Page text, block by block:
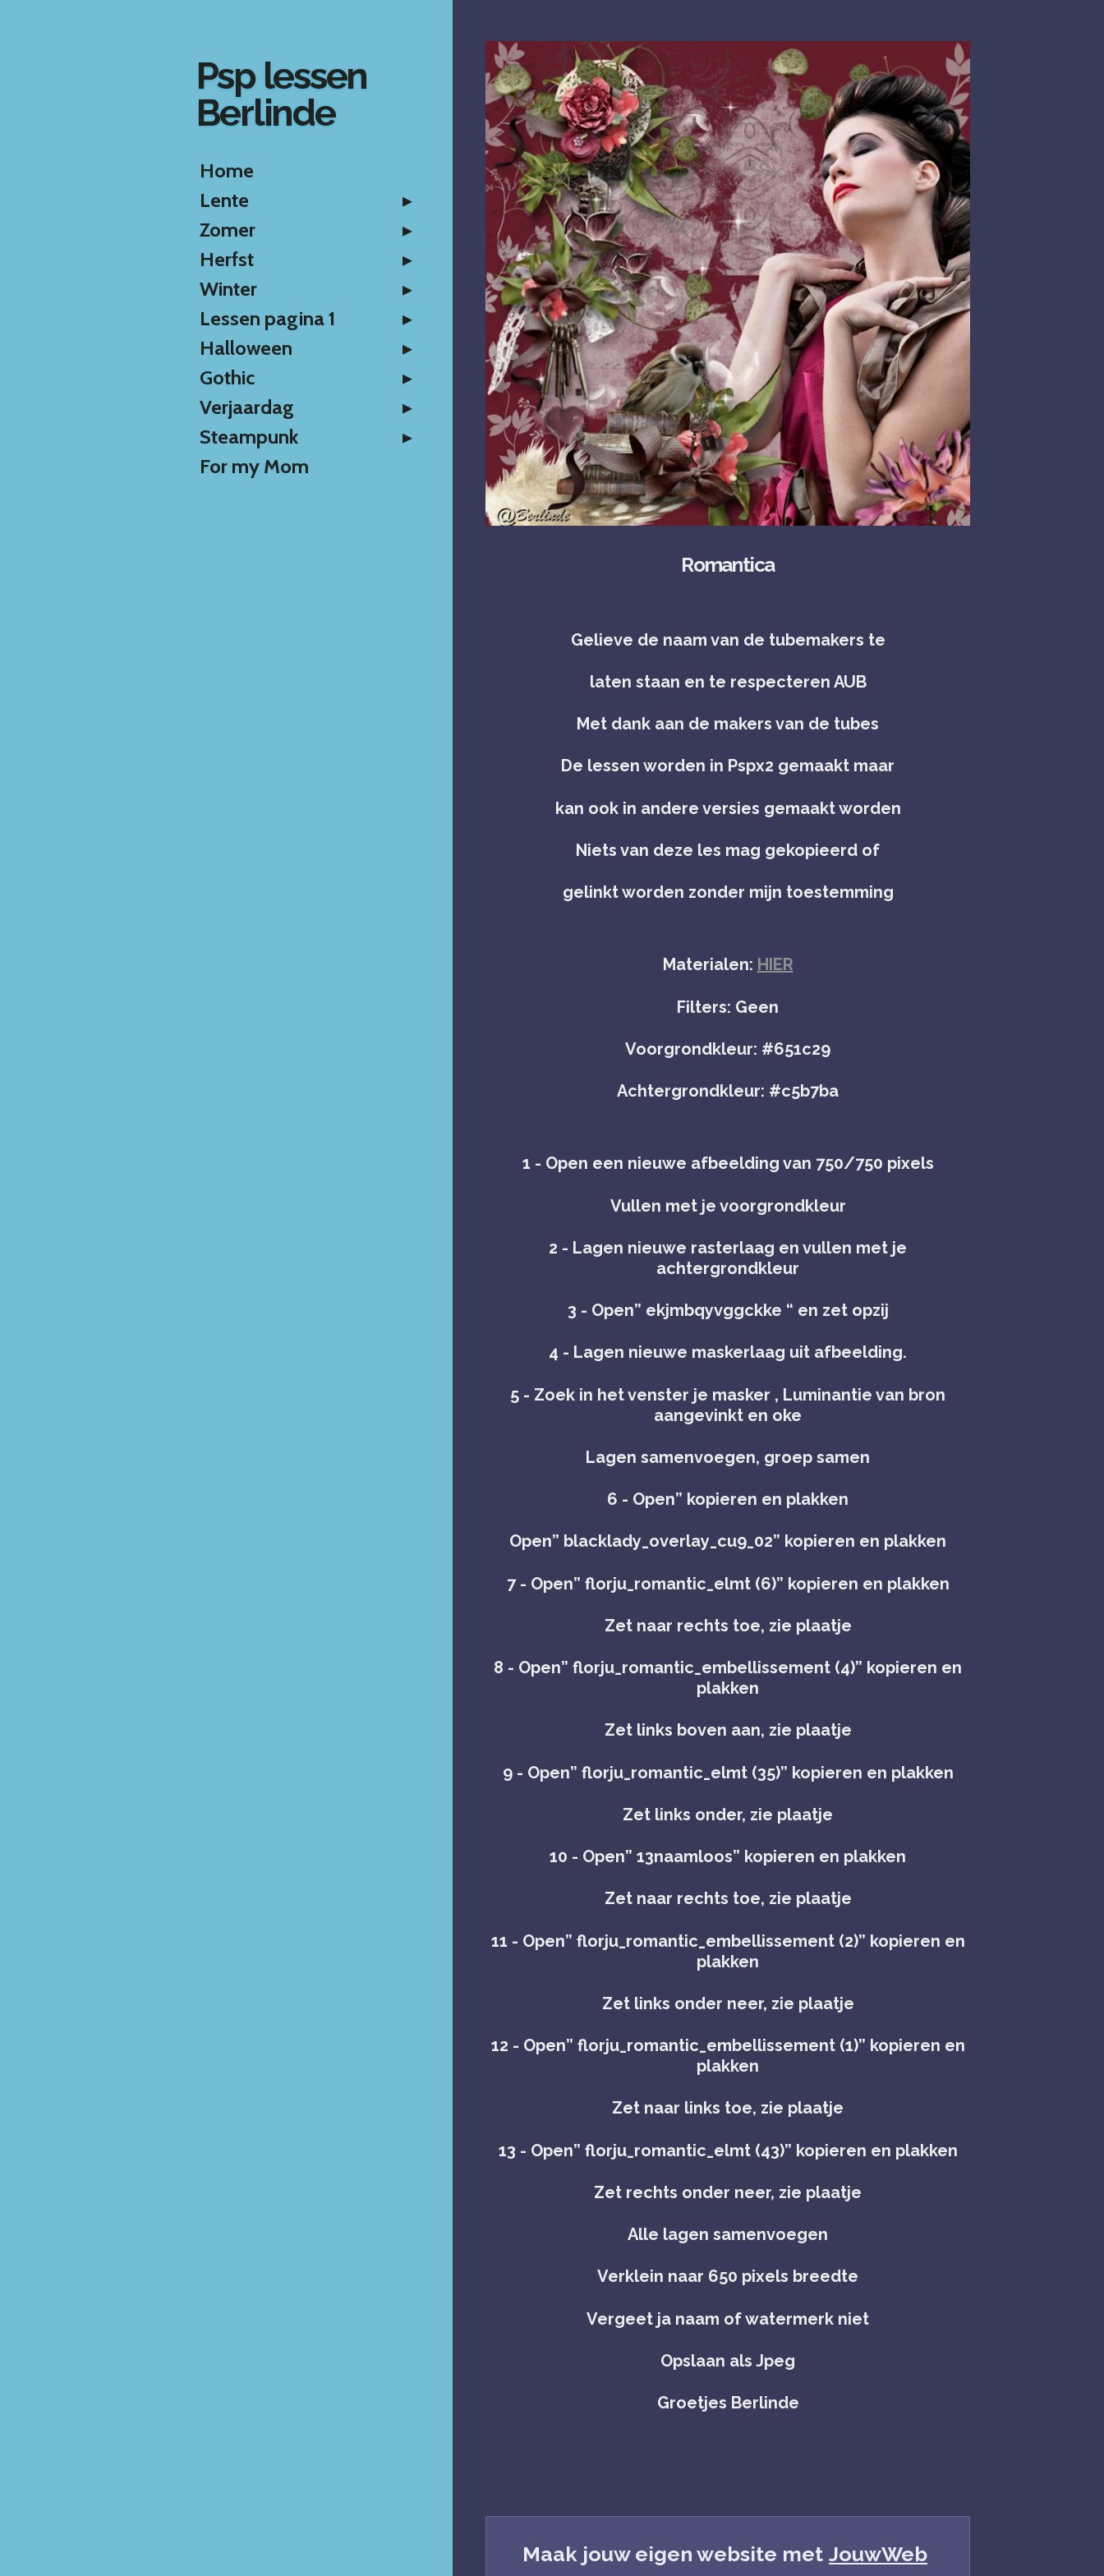
Romantica
Gelieve de naam van de tubemakers te
laten staan en te respecteren AUB
Met dank aan de makers van de tubes
De lessen worden in Pspx2 gemaakt maar
kan ook in andere versies gemaakt worden
Niets van deze les mag gekopieerd of
gelinkt worden zonder mijn toestemming
Materialen: HIER
Filters: Geen
Voorgrondkleur: #651c29
Achtergrondkleur: #c5b7ba
1 - Open een nieuwe afbeelding van 750/750 pixels
Vullen met je voorgrondkleur
2 - Lagen nieuwe rasterlaag en vullen met je
achtergrondkleur
3 - Open” ekjmbqyvggckke “ en zet opzij
4 - Lagen nieuwe maskerlaag uit afbeelding.
5 - Zoek in het venster je masker , Luminantie van bron
aangevinkt en oke
Lagen samenvoegen, groep samen
6 - Open” kopieren en plakken
Open” blacklady_overlay_cu9_02” kopieren en plakken
7 - Open” florju_romantic_elmt (6)” kopieren en plakken
Zet naar rechts toe, zie plaatje
8 - Open” florju_romantic_embellissement (4)” kopieren en
plakken
Zet links boven aan, zie plaatje
9 - Open” florju_romantic_elmt (35)” kopieren en plakken
Zet links onder, zie plaatje
10 - Open” 13naamloos” kopieren en plakken
Zet naar rechts toe, zie plaatje
11 - Open” florju_romantic_embellissement (2)” kopieren en
plakken
Zet links onder neer, zie plaatje
12 - Open” florju_romantic_embellissement (1)” kopieren en
plakken
Zet naar links toe, zie plaatje
13 - Open” florju_romantic_elmt (43)” kopieren en plakken
Zet rechts onder neer, zie plaatje
Alle lagen samenvoegen
Verklein naar 650 pixels breedte
Vergeet ja naam of watermerk niet
Opslaan als Jpeg
Groetjes Berlinde
Maak jouw eigen website met JouwWeb
Psp lessen
Berlinde
Home
Lente
Zomer
Herfst
Winter
Lessen pagina 1
Halloween
Gothic
Verjaardag
Steampunk
For my Mom